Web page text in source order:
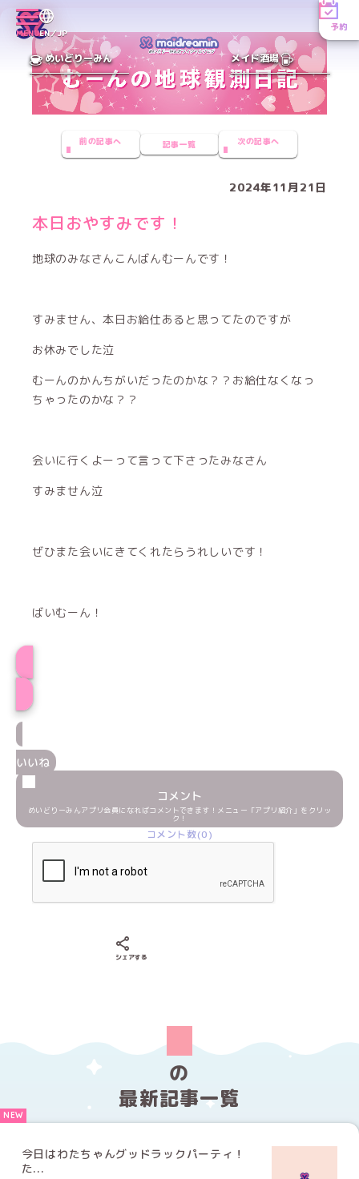
MENUEN／JP
予約
めいどりーみん メイド酒場
前の記事へ 記事一覧 次の記事へ
2024年11月21日
本日おやすみです！
地球のみなさんこんばんむーんです！
すみません、本日お給仕あると思ってたのですが
お休みでした泣
むーんのかんちがいだったのかな？？お給仕なくなっ
ちゃったのかな？？
会いに行くよーって言って下さったみなさん
すみません泣
ぜひまた会いにきてくれたらうれしいです！
ばいむーん！
いいね
コメント
めいどりーみんアプリ会員になればコメントできます！メニュー「アプリ紹介」をクリッ
ク！
コメント数(0)
シェアする
の
最新記事一覧
今日はわたちゃんグッドラックパーティ！
た...